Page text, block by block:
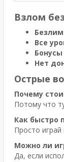
Взлом
Все
Бонусы
Нет
Острые
Почему
Потому что
Как быстро
Просто
Можно ли
Да, если